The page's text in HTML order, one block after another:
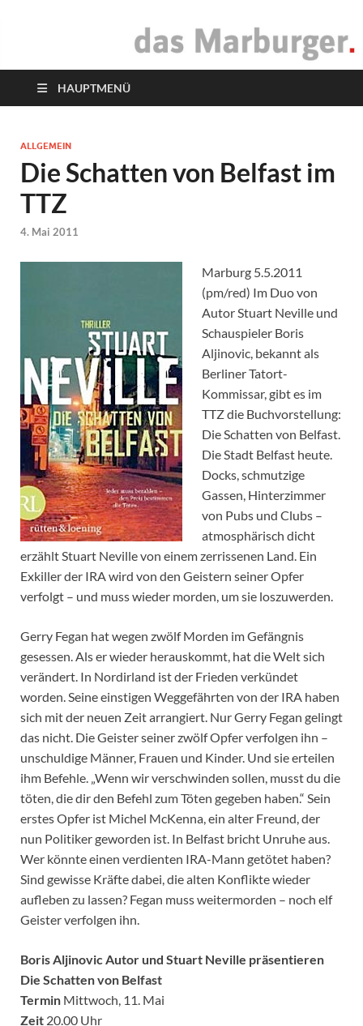
das Marburger.
HAUPTMENÜ
ALLGEMEIN
Die Schatten von Belfast im
TTZ
4. Mai 2011
Marburg 5.5.2011
(pm/red) Im Duo von
Autor Stuart Neville und
Schauspieler Boris
Aljinovic, bekannt als
Berliner Tatort-
Kommissar, gibt es im
TTZ die Buchvorstellung:
Die Schatten von Belfast.
Die Stadt Belfast heute.
Docks, schmutzige
Gassen, Hinterzimmer
von Pubs und Clubs –
atmosphärisch dicht
erzählt Stuart Neville von einem zerrissenen Land. Ein
Exkiller der IRA wird von den Geistern seiner Opfer
verfolgt – und muss wieder morden, um sie loszuwerden.
Gerry Fegan hat wegen zwölf Morden im Gefängnis
gesessen. Als er wieder herauskommt, hat die Welt sich
verändert. In Nordirland ist der Frieden verkündet
worden. Seine einstigen Weggefährten von der IRA haben
sich mit der neuen Zeit arrangiert. Nur Gerry Fegan gelingt
das nicht. Die Geister seiner zwölf Opfer verfolgen ihn –
unschuldige Männer, Frauen und Kinder. Und sie erteilen
ihm Befehle. „Wenn wir verschwinden sollen, musst du die
töten, die dir den Befehl zum Töten gegeben haben.“ Sein
erstes Opfer ist Michel McKenna, ein alter Freund, der
nun Politiker geworden ist. In Belfast bricht Unruhe aus.
Wer könnte einen verdienten IRA-Mann getötet haben?
Sind gewisse Kräfte dabei, die alten Konflikte wieder
aufleben zu lassen? Fegan muss weitermorden – noch elf
Geister verfolgen ihn.
Boris Aljinovic Autor und Stuart Neville präsentieren
Die Schatten von Belfast
Termin Mittwoch, 11. Mai
Zeit 20.00 Uhr